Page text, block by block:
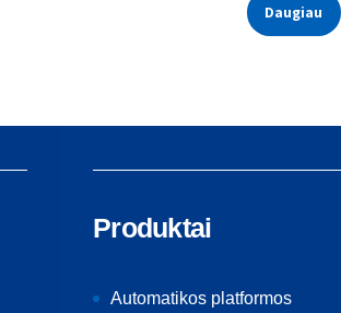
Daugiau
Produktai
Automatikos platformos